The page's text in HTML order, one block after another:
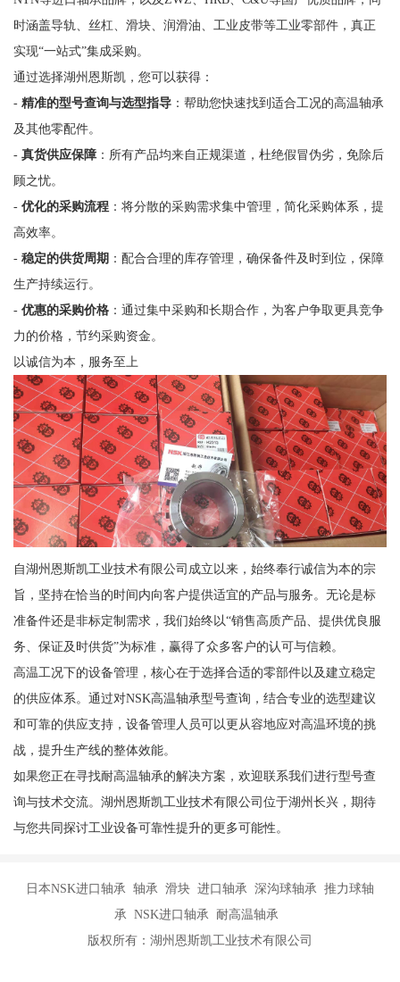
时涵盖导轨、丝杠、滑块、润滑油、工业皮带等工业零部件，真正
实现“一站式”集成采购。
通过选择湖州恩斯凯，您可以获得：
- 精准的型号查询与选型指导：帮助您快速找到适合工况的高温轴承
及其他零配件。
- 真货供应保障：所有产品均来自正规渠道，杜绝假冒伪劣，免除后
顾之忧。
- 优化的采购流程：将分散的采购需求集中管理，简化采购体系，提
高效率。
- 稳定的供货周期 ：配合合理的库存管理，确保备件及时到位，保障
生产持续运行。
- 优惠的采购价格：通过集中采购和长期合作，为客户争取更具竞争
力的价格，节约采购资金。
以诚信为本，服务至上
自湖州恩斯凯工业技术有限公司成立以来，始终奉行诚信为本的宗
旨，坚持在恰当的时间内向客户提供适宜的产品与服务。无论是标
准备件还是非标定制需求，我们始终以“销售高质产品、提供优良服
务、保证及时供货”为标准，赢得了众多客户的认可与信赖。
高温工况下的设备管理，核心在于选择合适的零部件以及建立稳定
的供应体系。通过对NSK高温轴承型号查询，结合专业的选型建议
和可靠的供应支持，设备管理人员可以更从容地应对高温环境的挑
战，提升生产线的整体效能。
如果您正在寻找耐高温轴承的解决方案，欢迎联系我们进行型号查
询与技术交流。湖州恩斯凯工业技术有限公司位于湖州长兴，期待
与您共同探讨工业设备可靠性提升的更多可能性。
日本NSK进口轴承 轴承 滑块 进口轴承 深沟球轴承 推力球轴
承 NSK进口轴承 耐高温轴承
版权所有：湖州恩斯凯工业技术有限公司